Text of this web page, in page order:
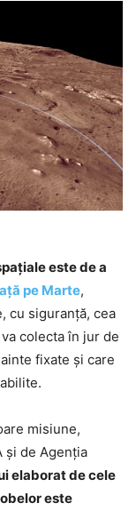
este de a
pe Marte,
cu siguranţă, cea
colecta în jur de
fixate şi care
misiune,
şi de Agenţia
elaborat de cele
este